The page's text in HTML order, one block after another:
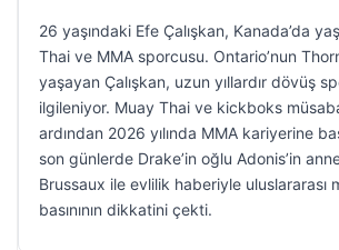
26 yaşındaki Efe Çalışkan, Kanada’da
Thai ve MMA sporcusu. Ontario’nun
yaşayan Çalışkan, uzun yıllardır dövüş
ilgileniyor. Muay Thai ve kickboks
ardından 2026 yılında MMA kariyerine
son günlerde Drake’in oğlu Adonis’in
Brussaux ile evlilik haberiyle uluslararası
basınının dikkatini çekti.